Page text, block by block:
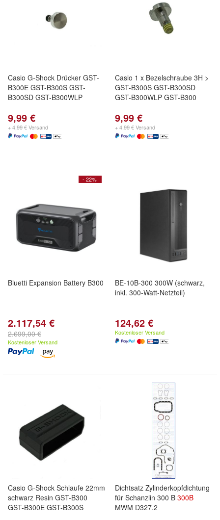
Casio G-Shock Drücker GST-
B300E GST-B300S GST-
B300SD GST-B300WLP
9,99 €
+ 4,99 € Versand
Casio 1 x Bezelschraube 3H >
GST-B300S GST-B300SD
GST-B300WLP GST-B300
9,99 €
+ 4,99 € Versand
- 22%
Bluetti Expansion Battery B300
2.117,54 €
2.699,00 €
Kostenloser Versand
BE-10B-300 300W (schwarz,
inkl. 300-Watt-Netzteil)
124,62 €
Kostenloser Versand
Casio G-Shock Schlaufe 22mm
schwarz Resin GST-B300
GST-B300E GST-B300S
Dichtsatz Zylinderkopfdichtung
für Schanzlin 300 B 300B
MWM D327.2